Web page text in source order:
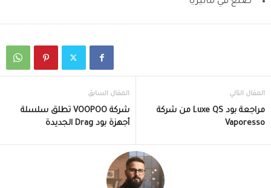
المقال السابق
شركة VOOPOO تطلق سلسلة
أجهزة بود Drag الجديدة
المقال التالي
مراجعة بود Luxe QS من شركة
Vaporesso